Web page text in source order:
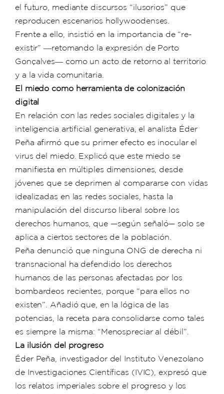
el futuro, mediante discursos “ilusorios” que
reproducen escenarios hollywoodenses.
Frente a ello, insistió en la importancia de “re-
existir” ―retomando la expresión de Porto
Gonçalves― como un acto de retorno al territorio
y a la vida comunitaria.
El miedo como herramienta de colonización
digital
En relación con las redes sociales digitales y la
inteligencia artificial generativa, el analista Éder
Peña afirmó que su primer efecto es inocular el
virus del miedo. Explicó que este miedo se
manifiesta en múltiples dimensiones, desde
jóvenes que se deprimen al compararse con vidas
idealizadas en las redes sociales, hasta la
manipulación del discurso liberal sobre los
derechos humanos, que —según señaló— solo se
aplica a ciertos sectores de la población.
Peña denunció que ninguna ONG de derecha ni
transnacional ha defendido los derechos
humanos de las personas afectadas por los
bombardeos recientes, porque “para ellos no
existen”. Añadió que, en la lógica de las
potencias, la receta para consolidarse como tales
es siempre la misma: “Menospreciar al débil”.
La ilusión del progreso
Éder Peña, investigador del Instituto Venezolano
de Investigaciones Científicas (IVIC), expresó que
los relatos imperiales sobre el progreso y los